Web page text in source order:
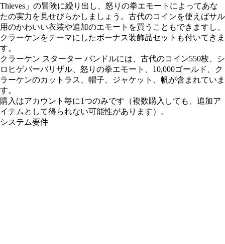
Thieves」の冒険に繰り出し、怒りの拳エモートによってあな
たの実力を見せびらかしましょう。古代のコインを使えばサル
用のかわいい衣装や追加のエモートを買うこともできますし、
クラーケンをテーマにしたボーナス装飾品セットも付いてきま
す。
クラーケン スターター バンドルには、古代のコイン550枚、シ
ロヒゲバーバリザル、怒りの拳エモート、10,000ゴールド、ク
ラーケンのカットラス、帽子、ジャケット、帆が含まれていま
す。
購入はアカウント毎に1つのみです（複数購入しても、追加ア
イテムとして得られない可能性があります）。
システム要件